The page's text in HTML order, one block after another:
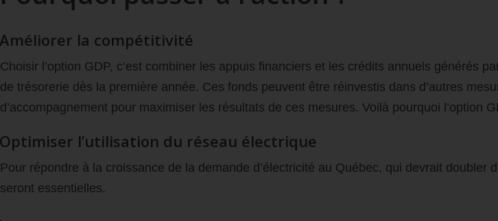
Améliorer la compétitivité
Choisir l’option GDP, c’est combiner les appuis financiers et les crédits annuels générés
de trésorerie dès la première année. Ces fonds peuvent être réinvestis dans d’autres
d’accompagnement pour maximiser les résultats de ces mesures. Voilà pourquoi l’option
Optimiser l’utilisation du réseau électrique
Pour répondre à la croissance de la demande d’électricité au Québec, qui devrait doubler
seront essentielles.